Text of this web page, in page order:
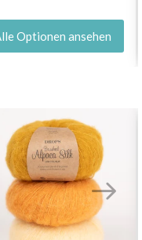
Optionen ansehen